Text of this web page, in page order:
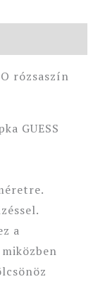
rózsaszín
GUESS
a